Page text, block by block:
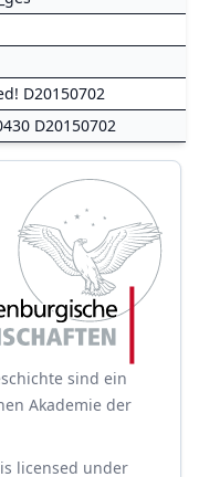
D20150702
D20150702
sind ein
Akademie der
is licensed under